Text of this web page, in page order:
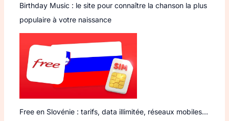
Birthday Music : le site pour connaître la chanson la plus
populaire à votre naissance
Free en Slovénie : tarifs, data illimitée, réseaux mobiles…